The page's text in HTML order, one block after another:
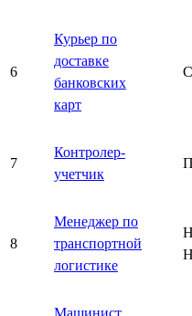
6
Курьер по
доставке
банковских
карт
7
Контролер-
учетчик
8
Менеджер по
транспортной
логистике
Машинист